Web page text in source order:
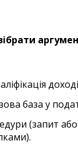
база у
(запит